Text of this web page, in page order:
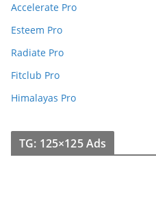
Accelerate Pro
Esteem Pro
Radiate Pro
Fitclub Pro
Himalayas Pro
TG: 125×125 Ads